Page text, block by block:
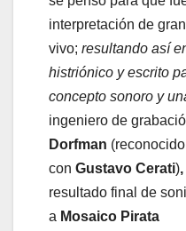
interpretación de
vivo; resultando así
histriónico y escrito
concepto sonoro y
ingeniero de
Dorfman
con Gustavo Cerati),
resultado final de
a Mosaico Pirata